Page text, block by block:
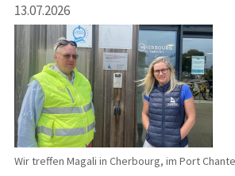
13.07.2026
Wir treffen Magali in Cherbourg, im Port